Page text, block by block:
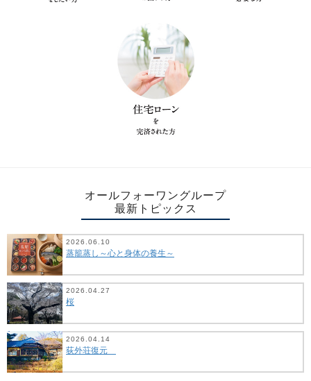
オールフォーワングループ
最新トピックス
2026.06.10
蒸籠蒸し～心と身体の養生～
2026.04.27
桜
2026.04.14
荻外荘復元